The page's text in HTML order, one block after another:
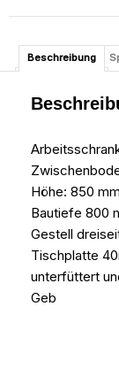
Beschreibung
Höhe: 850
Bautiefe 800
Gestell
Tischplatte
unterfüttert
Geb